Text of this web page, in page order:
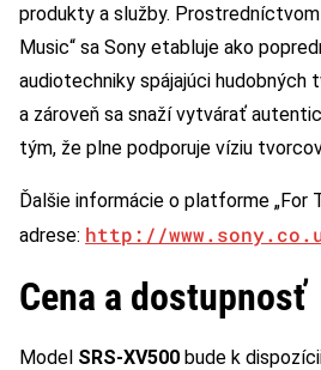
produkty a služby.
Music“ sa Sony etabluje ako
audiotechniky spájajúci
a zároveň sa snaží vytvárať
tým, že plne podporuje víziu
Ďalšie informácie o platforme „For
adrese: http://
Cena a dostupnosť
Model SRS-XV500 bude k